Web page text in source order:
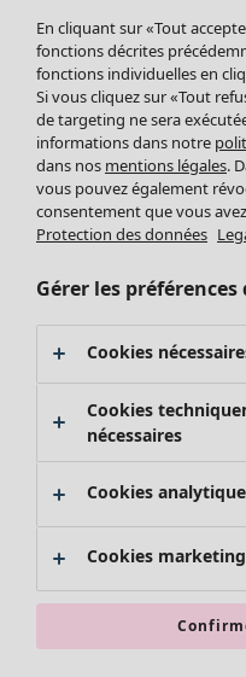
Leggings et collants
Accessoires
Chaussures
Vêtements de bain
Basics
Soldes Mobilier
Bonnes affaires déco
Décoration
Textiles
Tapis
Éponge
Promos SOLDES
Les promos de Gudrun
Nouvel arrivage
Bonnes affaires en soldes
En cliquant sur «Tout
fonctions décrites
fonctions individuelles en
Si vous cliquez sur «Tout
de targeting ne sera
informations dans notre
dans nos mentions légales.
vous pouvez également
consentement que vous
Protection des données
Gérer les
Cookies
Cookies
nécessaires
Cookies
Cookies marketing